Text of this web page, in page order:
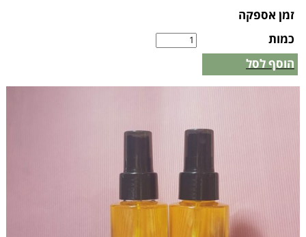
זמן אספקה
כמות
הוסף לסל